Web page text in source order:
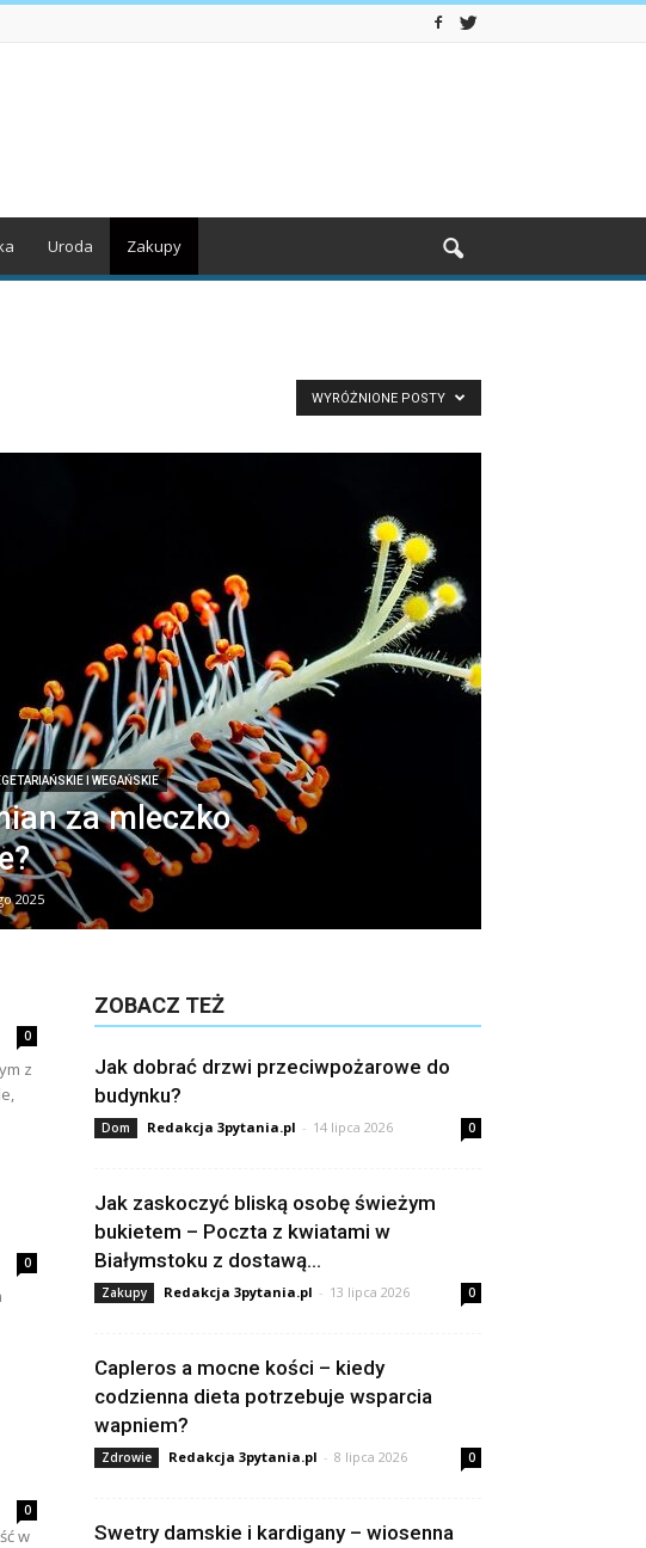
Uroda Zakupy
WYRÓŻNIONE POSTY
I WEGAŃSKIE
za mleczko
2025
0
z
0
0
w
ZOBACZ TEŻ
Jak dobrać drzwi przeciwpożarowe do
budynku?
Dom Redakcja 3pytania.pl - 14 lipca 2026 0
Jak zaskoczyć bliską osobę świeżym
bukietem – Poczta z kwiatami w
Białymstoku z dostawą...
Zakupy Redakcja 3pytania.pl - 13 lipca 2026 0
Capleros a mocne kości – kiedy
codzienna dieta potrzebuje wsparcia
wapniem?
Zdrowie Redakcja 3pytania.pl - 8 lipca 2026 0
Swetry damskie i kardigany – wiosenna